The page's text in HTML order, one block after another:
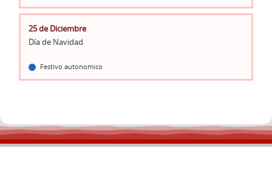
25 de Diciembre
Día de Navidad
Festivo autonomico